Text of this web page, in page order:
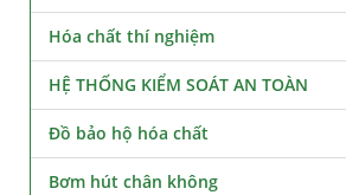
Hóa chất thí nghiệm
HỆ THỐNG KIỂM SOÁT AN TOÀN
Đồ bảo hộ hóa chất
Bơm hút chân không